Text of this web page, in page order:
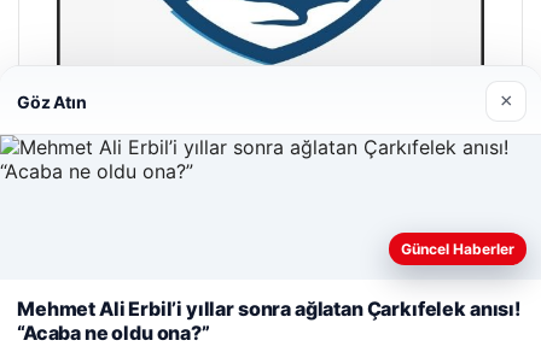
Hastaş Beton
Web sitemizi nasıl kullandığınızı daha iyi anlayabilmek,
kullanıyoruz.Çerez Politikamız
Reddet Kabul Et
Göz Atın ×
Güncel Haberler
Mehmet Ali Erbil’i yıllar sonra ağlatan Çarkıfelek anısı!
“Acaba ne oldu ona?”